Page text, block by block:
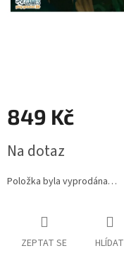
849 Kč
cena:
Na dotaz
Položka byla vyprodána…
ZEPTAT SE HLÍDAT